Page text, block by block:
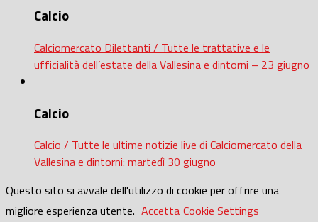
Calcio
Calciomercato Dilettanti / Tutte le trattative e le
ufficialità dell’estate della Vallesina e dintorni – 23 giugno
Calcio
Calcio / Tutte le ultime notizie live di Calciomercato della
Vallesina e dintorni: martedì 30 giugno
Questo sito si avvale dell'utilizzo di cookie per offrire una
migliore esperienza utente. Accetta Cookie Settings